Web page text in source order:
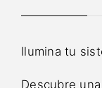
Ilumina tu
Descubre